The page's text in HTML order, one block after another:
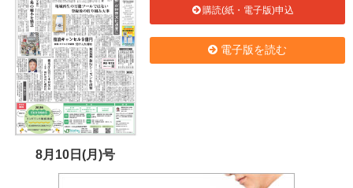
8月10日(月)号
購読(紙・電子版)申込
電子版を読む